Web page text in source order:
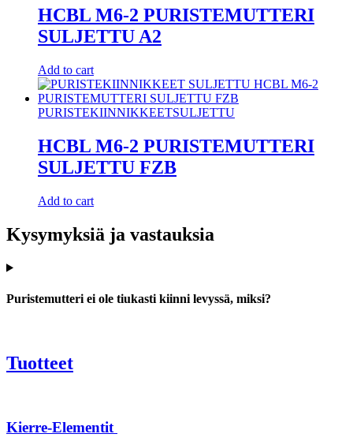
HCBL M6-2 PURISTEMUTTERI
SULJETTU A2
Add to cart
PURISTEKIINNIKKEETSULJETTU
HCBL M6-2 PURISTEMUTTERI
SULJETTU FZB
Add to cart
Kysymyksiä ja vastauksia
Puristemutteri ei ole tiukasti kiinni levyssä, miksi?
Tuotteet
Kierre-Elementit